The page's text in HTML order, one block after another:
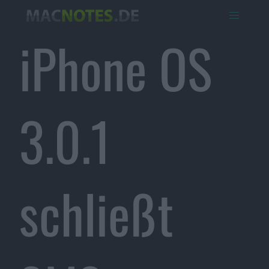
iPhone OS
3.0.1
schließt